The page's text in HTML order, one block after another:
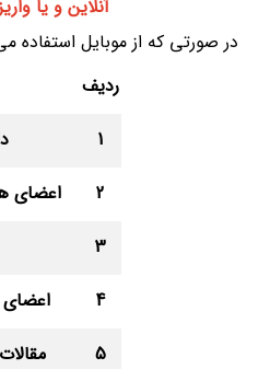
آنلاین و یا
در صورتی که از موبایل استفاده
ردیف
1
2
اعضای
3
4
اعضای
5